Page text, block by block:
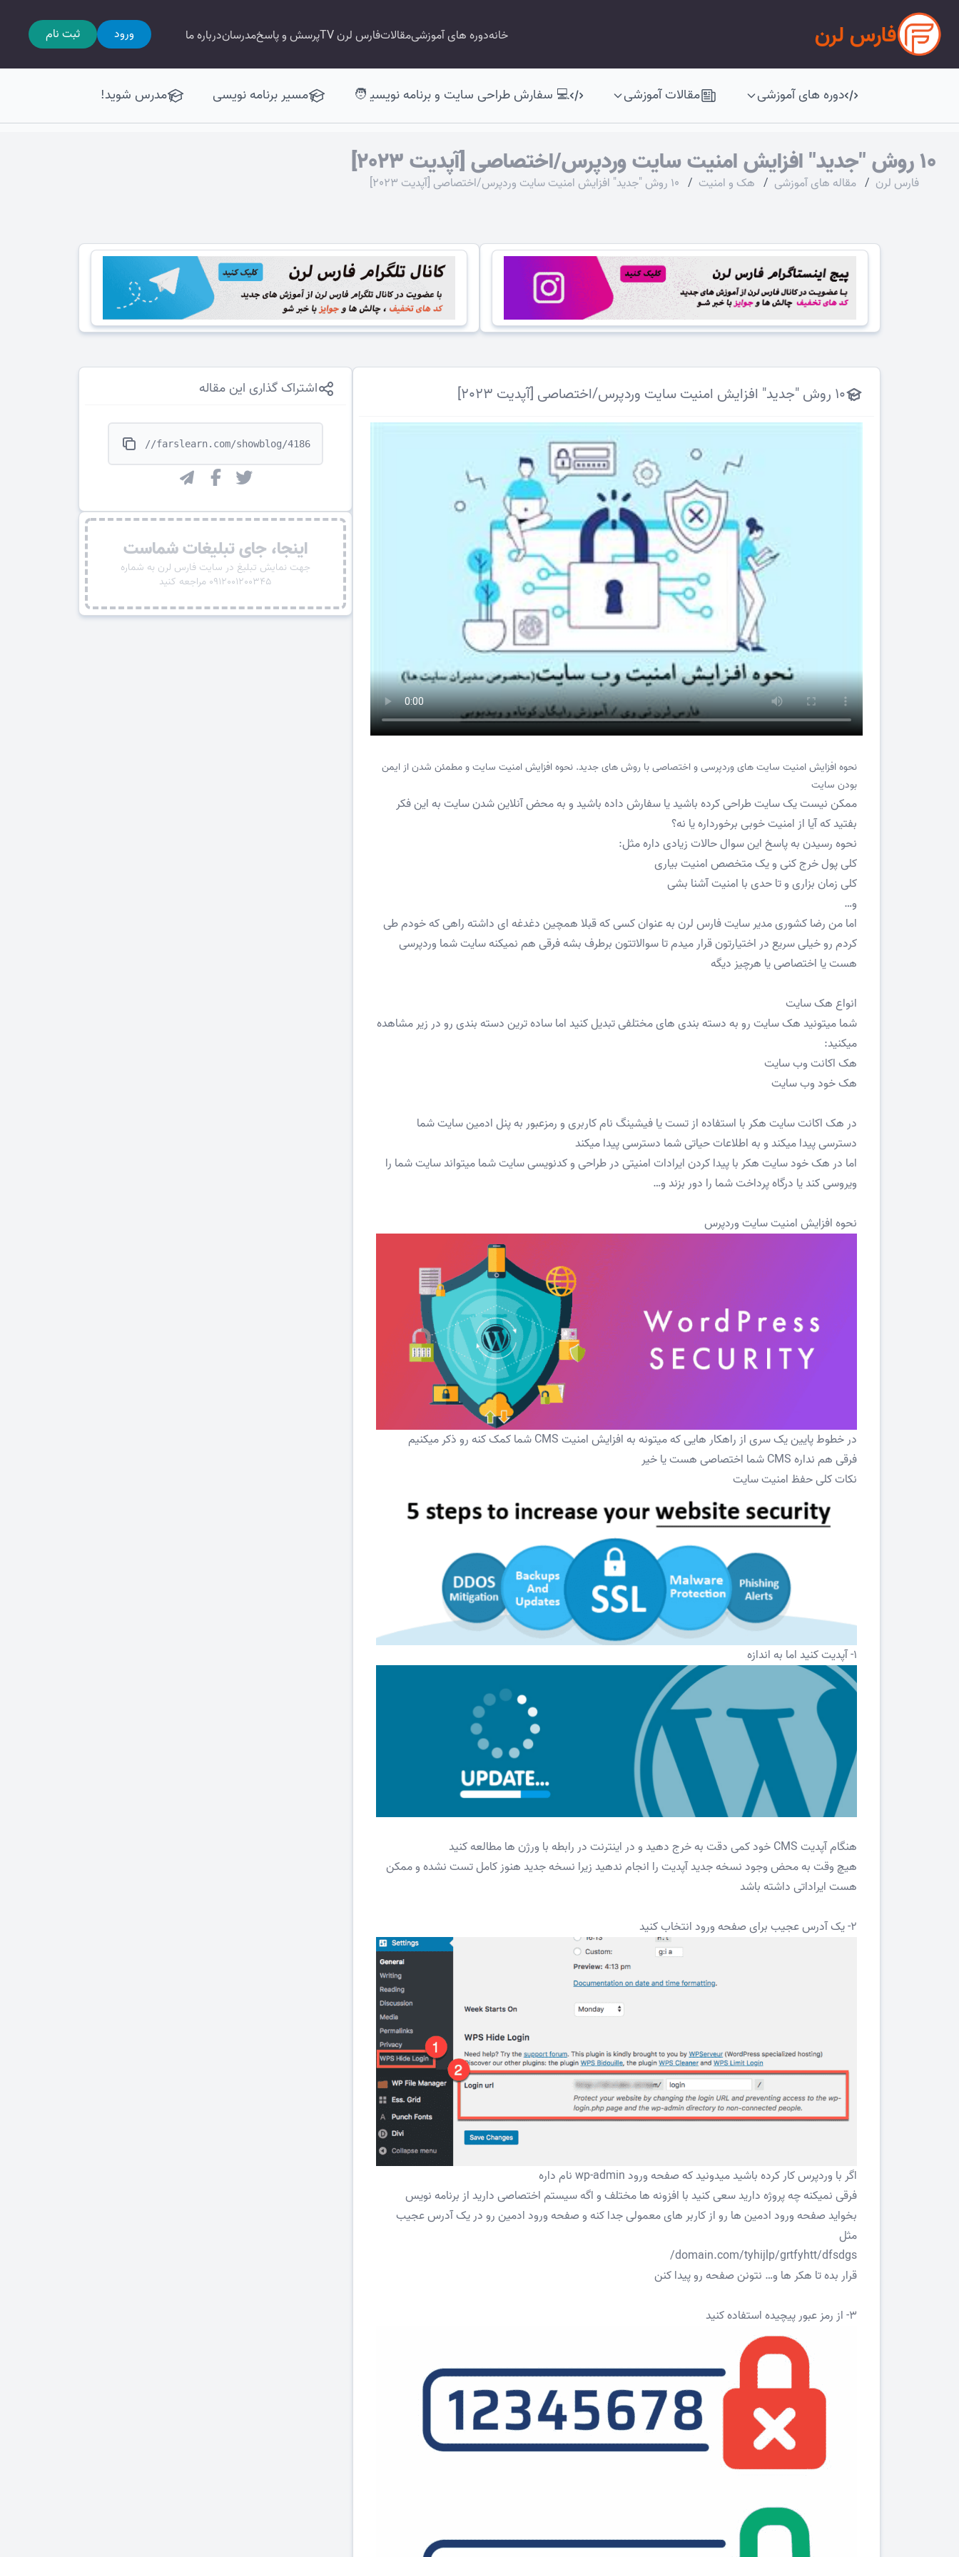
فارس لرن خانهدوره های آموزشیمقالاتفارس لرن TV پرسش و پاسخمدرساندرباره ما ورود ثبت نام
دوره های آموزشی مقالات آموزشی 💻 سفارش طراحی سایت و برنامه نویسی‍ 🧑 مسیر برنامه نویسی مدرس شوید!
10 روش "جدید" افزایش امنیت سایت وردپرس/اختصاصی [آپدیت 2023]
فارس لرن / مقاله های آموزشی / هک و امنیت / 10 روش "جدید" افزایش امنیت سایت وردپرس/اختصاصی [آپدیت 2023]
اشتراک گذاری این مقاله
https://farslearn.com/showblog/4186"
اینجا، جای تبلیغات شماست
جهت نمایش تبلیغ در سایت فارس لرن به شماره
0912001200345 مراجعه کنید
10 روش "جدید" افزایش امنیت سایت وردپرس/اختصاصی [آپدیت 2023]
نحوه افزایش امنیت سایت های وردپرسی و اختصاصی با روش های جدید. نحوه افزایش امنیت سایت و مطمئن شدن از ایمن
بودن سایت
ممکن نیست یک سایت طراحی کرده باشید یا سفارش داده باشید و به محض آنلاین شدن سایت به این فکر
بفتید که آیا از امنیت خوبی برخورداره یا نه؟
نحوه رسیدن به پاسخ این سوال حالات زیادی داره مثل:
کلی پول خرج کنی و یک متخصص امنیت بیاری
کلی زمان بزاری و تا حدی با امنیت آشنا بشی
و…
اما من رضا کشوری مدیر سایت فارس لرن به عنوان کسی که قبلا همچین دغدغه ای داشته راهی که خودم طی
کردم رو خیلی سریع در اختیارتون قرار میدم تا سوالاتتون برطرف بشه فرقی هم نمیکنه سایت شما وردپرسی
هست یا اختصاصی یا هرچیز دیگه
انواع هک سایت
شما میتونید هک سایت رو به دسته بندی های مختلفی تبدیل کنید اما ساده ترین دسته بندی رو در زیر مشاهده
میکنید:
هک اکانت وب سایت
هک خود وب سایت
در هک اکانت سایت هکر با استفاده از تست یا فیشینگ نام کاربری و رمزعبور به پنل ادمین سایت شما
دسترسی پیدا میکند و به اطلاعات حیاتی شما دسترسی پیدا میکند
اما در هک خود سایت هکر با پیدا کردن ایرادات امنیتی در طراحی و کدنویسی سایت شما میتواند سایت شما را
ویروسی کند یا درگاه پرداخت شما را دور بزند و…
نحوه افزایش امنیت سایت وردپرس
در خطوط پایین یک سری از راهکار هایی که میتونه به افزایش امنیت CMS شما کمک کنه رو ذکر میکنیم
فرقی هم نداره CMS شما اختصاصی هست یا خیر
نکات کلی حفظ امنیت سایت
1- آپدیت کنید اما به اندازه
هنگام آپدیت CMS خود کمی دقت به خرج دهید و در اینترنت در رابطه با ورژن ها مطالعه کنید
هیچ وقت به محض وجود نسخه جدید آپدیت را انجام ندهید زیرا نسخه جدید هنوز کامل تست نشده و ممکن
هست ایراداتی داشته باشد
2- یک آدرس عجیب برای صفحه ورود انتخاب کنید
اگر با وردپرس کار کرده باشید میدونید که صفحه ورود wp-admin نام داره
فرقی نمیکنه چه پروژه دارید سعی کنید با افزونه ها مختلف و اگه سیستم اختصاصی دارید از برنامه نویس
بخواید صفحه ورود ادمین ها رو از کاربر های معمولی جدا کنه و صفحه ورود ادمین رو در یک آدرس عجیب
مثل
domain.com/tyhijlp/grtfyhtt/dfsdgs/
قرار بده تا هکر ها و… نتونن صفحه رو پیدا کنن
3- از رمز عبور پیچیده استفاده کنید